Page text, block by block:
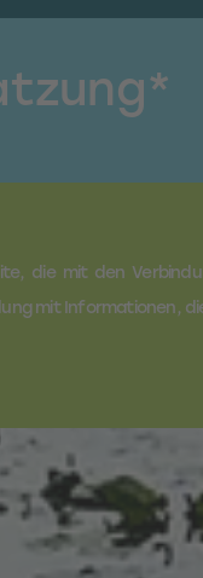
die mit den
mit Informationen,